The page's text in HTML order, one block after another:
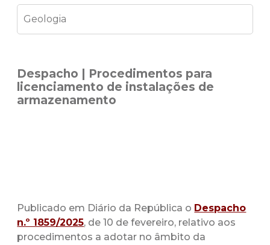
Geologia
Despacho | Procedimentos para
licenciamento de instalações de
armazenamento
Publicado em Diário da República o Despacho
n.º 1859/2025, de 10 de fevereiro, relativo aos
procedimentos a adotar no âmbito da